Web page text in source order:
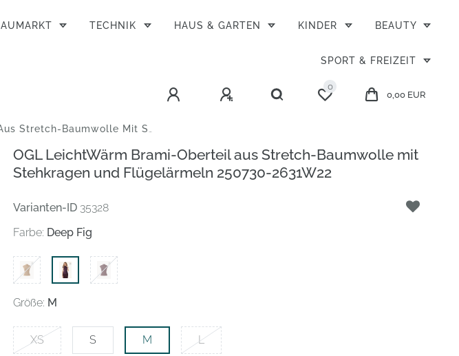
TECHNIK HAUS & GARTEN KINDER BEAUTY
SPORT & FREIZEIT
0
0,00 EUR
Stehkragen Und Flügelärmeln 250730-2631W22
OGL LeichtWärm Brami-Oberteil aus Stretch-Baumwolle mit
Stehkragen und Flügelärmeln 250730-2631W22
Varianten-ID 35328
Farbe: Deep Fig
Größe: M
XS S M L